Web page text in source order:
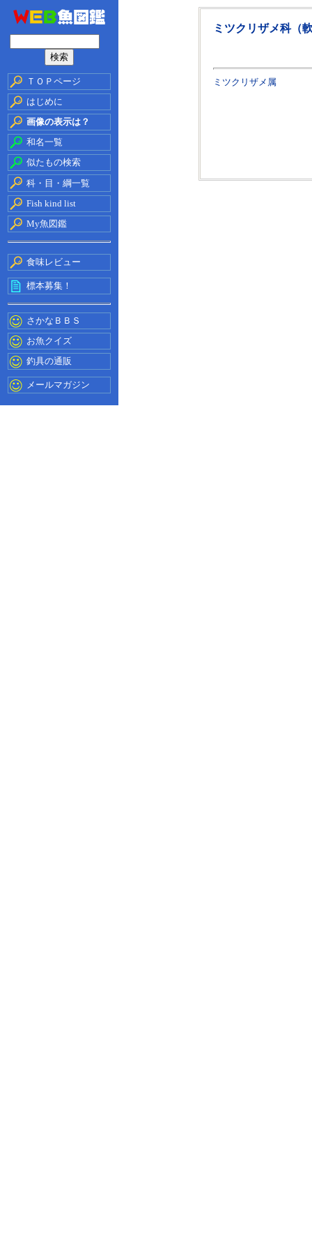
ＴＯＰページ
はじめに
画像の表示は？
和名一覧
似たもの検索
科・目・綱一覧
Fish kind list
My魚図鑑
食味レビュー
標本募集！
さかなＢＢＳ
お魚クイズ
釣具の通販
メールマガジン
ミツクリザメ科（
ミツクリザメ属